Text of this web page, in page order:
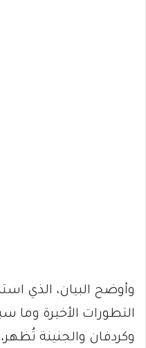
وأوضح البيان، الذي
التطورات الأخيرة وما
وكردفان والجنينة